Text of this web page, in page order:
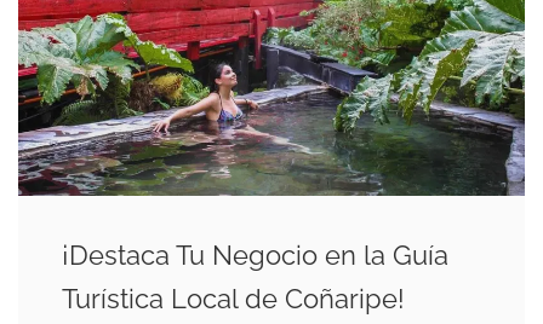
¡Destaca Tu Negocio en la Guía
Turística Local de Coñaripe!